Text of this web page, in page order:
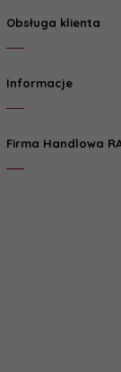
Obsługa klienta
Informacje
Firma Handlowa